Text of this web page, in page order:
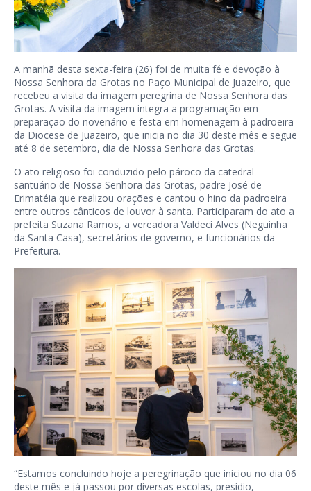
A manhã desta sexta-feira (26) foi de muita fé e devoção à
Nossa Senhora da Grotas no Paço Municipal de Juazeiro, que
recebeu a visita da imagem peregrina de Nossa Senhora das
Grotas. A visita da imagem integra a programação em
preparação do novenário e festa em homenagem à padroeira
da Diocese de Juazeiro, que inicia no dia 30 deste mês e segue
até 8 de setembro, dia de Nossa Senhora das Grotas.
O ato religioso foi conduzido pelo pároco da catedral-
santuário de Nossa Senhora das Grotas, padre José de
Erimatéia que realizou orações e cantou o hino da padroeira
entre outros cânticos de louvor à santa. Participaram do ato a
prefeita Suzana Ramos, a vereadora Valdeci Alves (Neguinha
da Santa Casa), secretários de governo, e funcionários da
Prefeitura.
“Estamos concluindo hoje a peregrinação que iniciou no dia 06
deste mês e já passou por diversas escolas, presídio,